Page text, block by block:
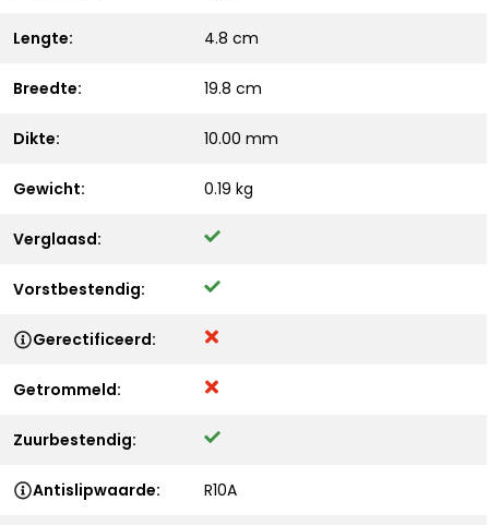
Lengte: 4.8 cm
Breedte: 19.8 cm
Dikte: 10.00 mm
Gewicht: 0.19 kg
Verglaasd:
Vorstbestendig:
Gerectificeerd:
Getrommeld:
Zuurbestendig:
Antislipwaarde: R10A